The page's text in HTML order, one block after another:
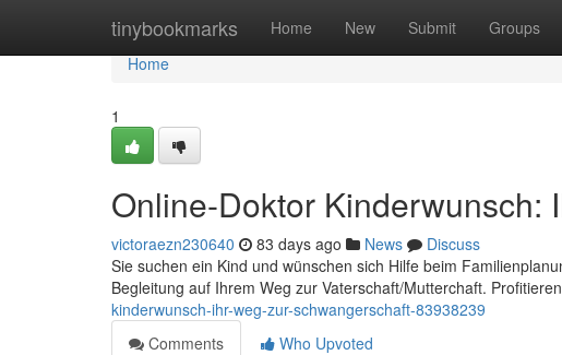
tinybookmarks Home New Submit Groups
Home
Home
1
Online-Doktor Kinderwunsch:
victoraezn230640 83 days ago News
Discuss
Sie suchen ein Kind und wünschen sich Hilfe beim
Begleitung auf Ihrem Weg zur Vaterschaft/Mutterchaft.
kinderwunsch-ihr-weg-zur-schwangerschaft-83938239
Comments
Who Upvoted